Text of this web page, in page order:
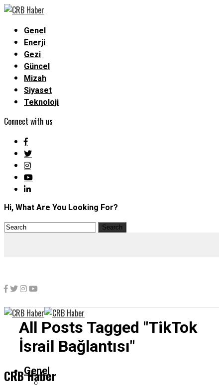
Genel
Enerji
Gezi
Güncel
Mizah
Siyaset
Teknoloji
Connect with us
Hi, What Are You Looking For?
CRB Haber
Genel
All Posts Tagged "TikTok
İsrail Bağlantısı"